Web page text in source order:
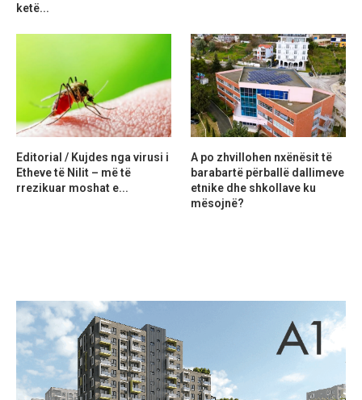
ketë...
Editorial / Kujdes nga virusi i
Etheve të Nilit – më të
rrezikuar moshat e...
A po zhvillohen nxënësit të
barabartë përballë dallimeve
etnike dhe shkollave ku
mësojnë?